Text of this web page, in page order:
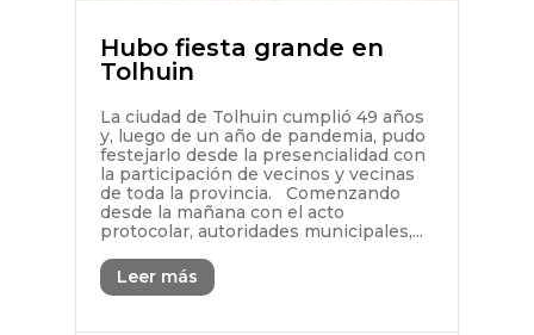
Hubo fiesta grande en
Tolhuin
La ciudad de Tolhuin cumplió 49 años
y, luego de un año de pandemia, pudo
festejarlo desde la presencialidad con
la participación de vecinos y vecinas
de toda la provincia. Comenzando
desde la mañana con el acto
protocolar, autoridades municipales,...
Leer más